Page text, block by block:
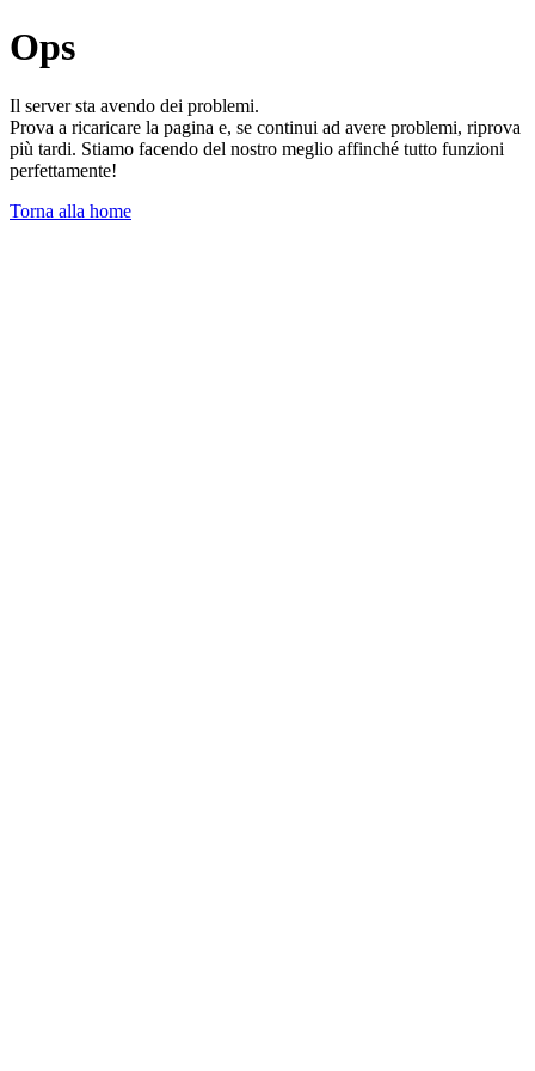
Ops
Il server sta avendo dei problemi.
Prova a ricaricare la pagina e, se continui ad avere problemi, riprova
più tardi. Stiamo facendo del nostro meglio affinché tutto funzioni
perfettamente!
Torna alla home